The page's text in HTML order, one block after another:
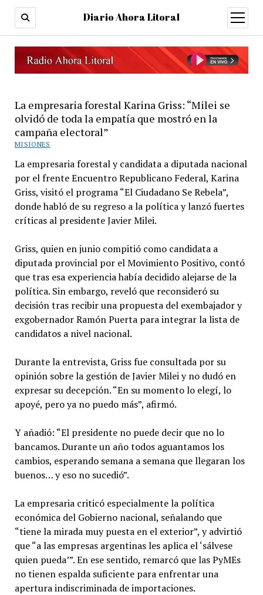
Diario Ahora Litoral
open
menu
La empresaria forestal Karina Griss: “Milei se
olvidó de toda la empatía que mostró en la
campaña electoral”
MISIONES
La empresaria forestal y candidata a diputada nacional
por el frente Encuentro Republicano Federal, Karina
Griss, visitó el programa “El Ciudadano Se Rebela”,
donde habló de su regreso a la política y lanzó fuertes
críticas al presidente Javier Milei.
Griss, quien en junio compitió como candidata a
diputada provincial por el Movimiento Positivo, contó
que tras esa experiencia había decidido alejarse de la
política. Sin embargo, reveló que reconsideró su
decisión tras recibir una propuesta del exembajador y
exgobernador Ramón Puerta para integrar la lista de
candidatos a nivel nacional.
Durante la entrevista, Griss fue consultada por su
opinión sobre la gestión de Javier Milei y no dudó en
expresar su decepción. “En su momento lo elegí, lo
apoyé, pero ya no puedo más”, afirmó.
Y añadió: “El presidente no puede decir que no lo
bancamos. Durante un año todos aguantamos los
cambios, esperando semana a semana que llegaran los
buenos… y eso no sucedió”.
La empresaria criticó especialmente la política
económica del Gobierno nacional, señalando que
“tiene la mirada muy puesta en el exterior”, y advirtió
que “a las empresas argentinas les aplica el ‘sálvese
quien pueda’”. En ese sentido, remarcó que las PyMEs
no tienen espalda suficiente para enfrentar una
apertura indiscriminada de importaciones.